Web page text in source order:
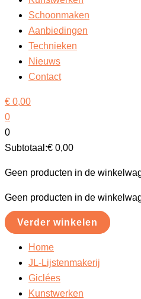
Schoonmaken
Aanbiedingen
Technieken
Nieuws
Contact
€ 0,00
0
0
Subtotaal:€ 0,00
Geen producten in de
Geen producten in de
Verder winkelen
Home
JL-Lijstenmakerij
Giclées
Kunstwerken